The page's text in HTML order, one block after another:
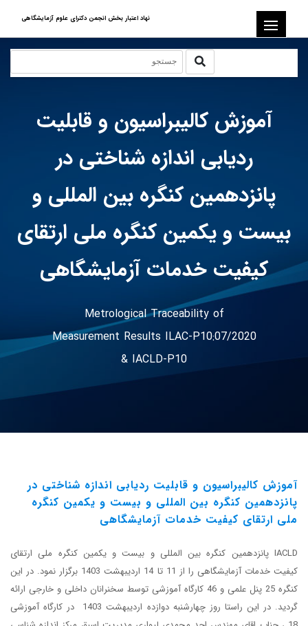
نهاد اعتبار بخش انجمن دکترای علوم آزمایشگاهی
آموزش کالیبراسیون و قابلیت
ردیابی اندازه شناختی در
پانزدهمین کنگره بین المللی و
بیست و یکمین کنگره ملی ارتقای
کیفیت خدمات آزمایشگاهی
Metrological Traceability of
Measurement Results ILAC-P10:07/2020
& IACLD-P10
آموزش کالیبراسیون و قابلیت ردیابی اندازه شناختی در
پانزدهمین کنگره بین المللی و بیست و یکمین کنگره
ملی ارتقای کیفیت خدمات آزمایشگاهی
IACLD پانزدهمین کنگره بین المللی و بیست و یکمین کنگره ملی ارتقای
کیفیت خدمات آزمایشگاهی را از 11 تا 14 اردیبهشت 1403 برگزار نمود. در این
کنگره 25 پنل علمی و 46 کارگاه آموزشی توسط سخنرانان داخلی و خارجی ارائه
گردید. در این راستا روز چهارشنبه دوازده اردیبهشت 1403 ‌ در کارگاه آموزشی